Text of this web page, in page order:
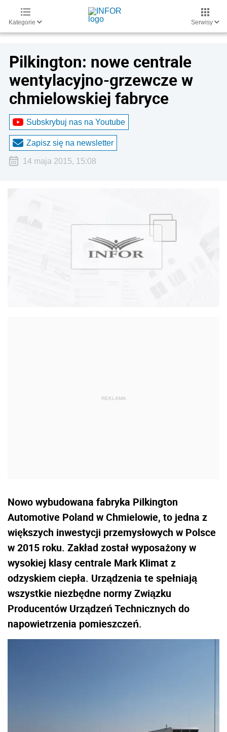
Kategorie Serwisy
Pilkington: nowe centrale
wentylacyjno-grzewcze w
chmielowskiej fabryce
Subskrybuj nas na Youtube
Zapisz się na newsletter
14 maja 2015, 15:08
Nowo wybudowana fabryka Pilkington
Automotive Poland w Chmielowie, to jedna z
większych inwestycji przemysłowych w Polsce
w 2015 roku. Zakład został wyposażony w
wysokiej klasy centrale Mark Klimat z
odzyskiem ciepła. Urządzenia te spełniają
wszystkie niezbędne normy Związku
Producentów Urządzeń Technicznych do
napowietrzenia pomieszczeń.